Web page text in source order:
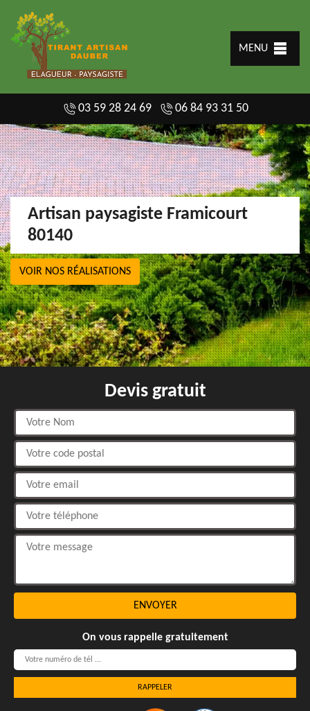
MENU
03 59 28 24 69 06 84 93 31 50
Artisan paysagiste Framicourt
80140
VOIR NOS RÉALISATIONS
Devis gratuit
On vous rappelle gratuitement